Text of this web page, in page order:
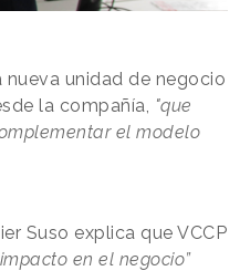
nueva unidad de negocio
la compañía,
"que
el modelo
Suso explica que VCCP
en el negocio”